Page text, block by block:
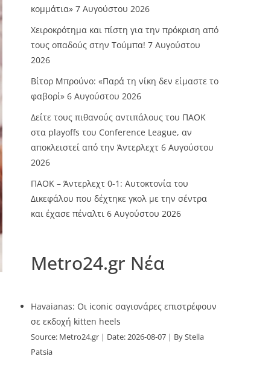
κομμάτια» 7 Αυγούστου 2026
Χειροκρότημα και πίστη για την πρόκριση από
τους οπαδούς στην Τούμπα! 7 Αυγούστου
2026
Βίτορ Μπρούνο: «Παρά τη νίκη δεν είμαστε το
φαβορί» 6 Αυγούστου 2026
Δείτε τους πιθανούς αντιπάλους του ΠΑΟΚ
στα playoffs του Conference League, αν
αποκλειστεί από την Άντερλεχτ 6 Αυγούστου
2026
ΠΑΟΚ – Άντερλεχτ 0-1: Αυτοκτονία του
Δικεφάλου που δέχτηκε γκολ με την σέντρα
και έχασε πέναλτι 6 Αυγούστου 2026
Metro24.gr Νέα
Havaianas: Οι iconic σαγιονάρες επιστρέφουν
σε εκδοχή kitten heels
Source: Metro24.gr Date: 2026-08-07
By Stella
Patsia